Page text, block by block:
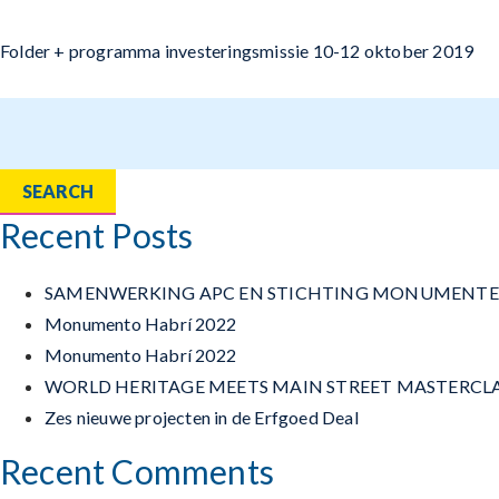
Folder + programma investeringsmissie 10-12 oktober 2019
Recent Posts
SAMENWERKING APC EN STICHTING
Monumento Habrí 2022
Monumento Habrí 2022
WORLD HERITAGE MEETS MAIN STREET
Zes nieuwe projecten in de Erfgoed Deal
Recent Comments